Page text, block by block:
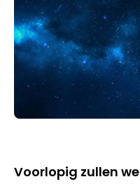
Voorlopig zullen we